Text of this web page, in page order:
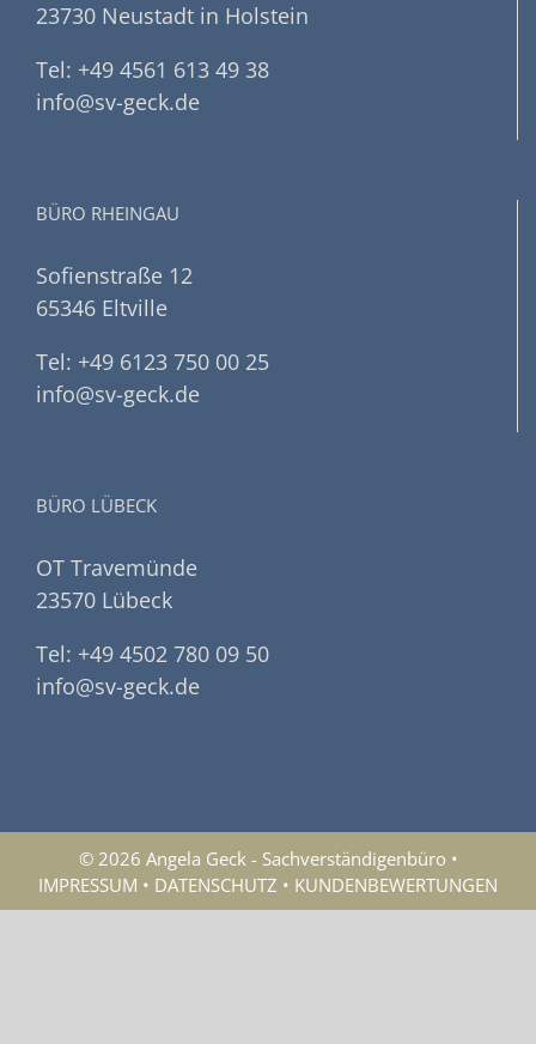
23730 Neustadt in Holstein
Tel: +49 4561 613 49 38
info@sv-geck.de
BÜRO RHEINGAU
Sofienstraße 12
65346 Eltville
Tel: +49 6123 750 00 25
info@sv-geck.de
BÜRO LÜBECK
OT Travemünde
23570 Lübeck
Tel: +49 4502 780 09 50
info@sv-geck.de
© 2026 Angela Geck - Sachverständigenbüro •
IMPRESSUM • DATENSCHUTZ • KUNDENBEWERTUNGEN